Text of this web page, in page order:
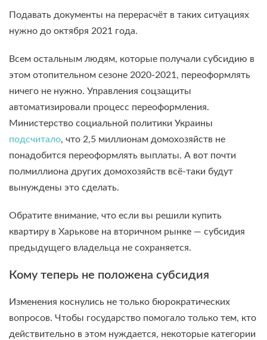
Подавать документы на перерасчёт в таких ситуациях
нужно до октября 2021 года.
Всем остальным людям, которые получали субсидию в
этом отопительном сезоне 2020-2021, переоформлять
ничего не нужно. Управления соцзащиты
автоматизировали процесс переоформления.
Министерство социальной политики Украины
подсчитало, что 2,5 миллионам домохозяйств не
понадобится переоформлять выплаты. А вот почти
полмиллиона других домохозяйств всё-таки будут
вынуждены это сделать.
Обратите внимание, что если вы решили купить
квартиру в Харькове на вторичном рынке — субсидия
предыдущего владельца не сохраняется.
Кому теперь не положена субсидия
Изменения коснулись не только бюрократических
вопросов. Чтобы государство помогало только тем, кто
действительно в этом нуждается, некоторые категории